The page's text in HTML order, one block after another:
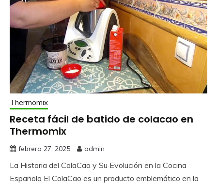
Thermomix
Receta fácil de batido de colacao en
Thermomix
febrero 27, 2025 admin
La Historia del ColaCao y Su Evolución en la Cocina
Española El ColaCao es un producto emblemático en la